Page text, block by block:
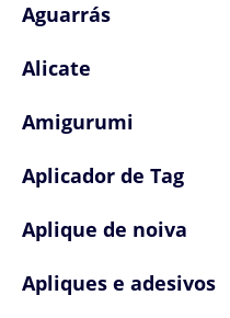
Aguarrás
Alicate
Amigurumi
Aplicador de Tag
Aplique de noiva
Apliques e adesivos